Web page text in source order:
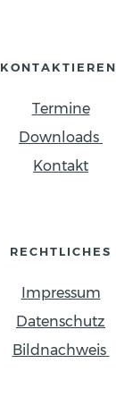
KONTAKTIEREN
Termine
Downloads
Kontakt
RECHTLICHES
Impressum
Datenschutz
Bildnachweis